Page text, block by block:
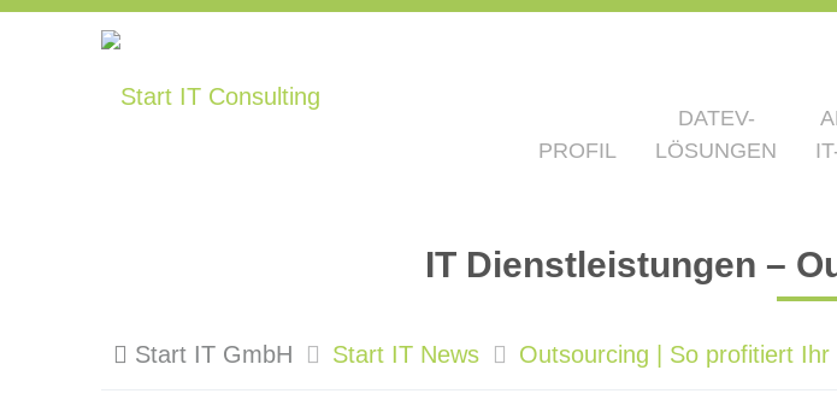
PROFIL
DATEV-
LÖSUNGEN
IT Dienstleistungen –
Start IT GmbH Start IT News Outsourcing | So profitiert Ihr